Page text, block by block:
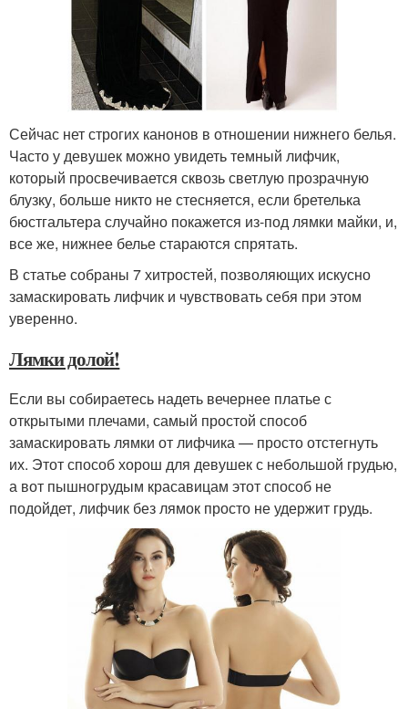
Сейчас нет строгих канонов в отношении нижнего белья.
Часто у девушек можно увидеть темный лифчик,
который просвечивается сквозь светлую прозрачную
блузку, больше никто не стесняется, если бретелька
бюстгальтера случайно покажется из-под лямки майки, и,
все же, нижнее белье стараются спрятать.
В статье собраны 7 хитростей, позволяющих искусно
замаскировать лифчик и чувствовать себя при этом
уверенно.
Лямки долой!
Если вы собираетесь надеть вечернее платье с
открытыми плечами, самый простой способ
замаскировать лямки от лифчика — просто отстегнуть
их. Этот способ хорош для девушек с небольшой грудью,
а вот пышногрудым красавицам этот способ не
подойдет, лифчик без лямок просто не удержит грудь.